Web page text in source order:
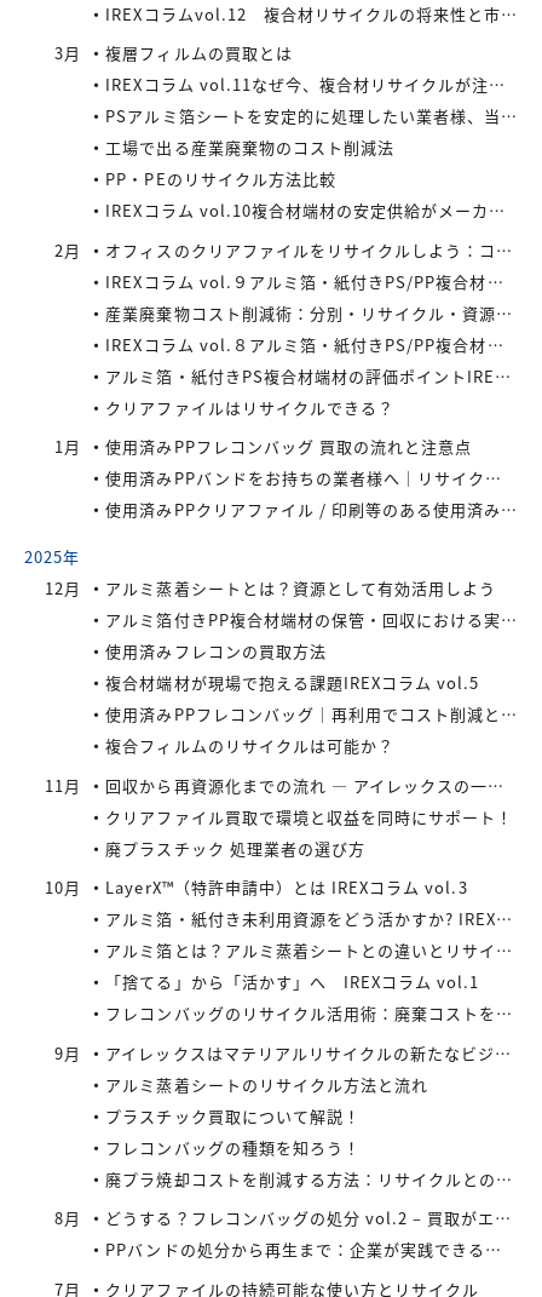
IREXコラムvol.12 複合材リサイクルの将来性と市場拡大の可能性
3月
複層フィルムの買取とは
IREXコラム vol.11なぜ今、複合材リサイクルが注目されているのか
PSアルミ箔シートを安定的に処理したい業者様、当社が買い取ります！
工場で出る産業廃棄物のコスト削減法
PP・PEのリサイクル方法比較
IREXコラム vol.10複合材端材の安定供給がメーカーにもたらすメリット
2月
オフィスのクリアファイルをリサイクルしよう：コストと環境負荷を同時に減らす方法
IREXコラム vol.９アルミ箔・紙付きPS/PP複合材端材の回収スキームと全国対応体制
産業廃棄物コスト削減術：分別・リサイクル・資源化の徹底活用
IREXコラム vol.８アルミ箔・紙付きPS/PP複合材端材をより高く評価するために現場でできること
アルミ箔・紙付きPS複合材端材の評価ポイントIREXコラム vol.7
クリアファイルはリサイクルできる？
1月
使用済みPPフレコンバッグ 買取の流れと注意点
使用済みPPバンドをお持ちの業者様へ｜リサイクル・買取対応中
使用済みPPクリアファイル / 印刷等のある使用済みPPクリアファイルの再資源化とリサイクル方法
2025年
12月
アルミ蒸着シートとは？資源として有効活用しよう
アルミ箔付きPP複合材端材の保管・回収における実務上のポイントIREXコラム vol.6
使用済みフレコンの買取方法
複合材端材が現場で抱える課題IREXコラム vol.5
使用済みPPフレコンバッグ｜再利用でコスト削減と環境負荷軽減を実現
複合フィルムのリサイクルは可能か？
11月
回収から再資源化までの流れ ― アイレックスの一貫処理体制 IREXコラム vol.4
クリアファイル買取で環境と収益を同時にサポート！
廃プラスチック 処理業者の選び方
10月
LayerX™（特許申請中）とは IREXコラム vol.3
アルミ箔・紙付き未利用資源をどう活かすか? IREXコラム vol.2
アルミ箔とは？アルミ蒸着シートとの違いとリサイクルの取り組み
「捨てる」から「活かす」へ IREXコラム vol.1
フレコンバッグのリサイクル活用術：廃棄コストを減らす具体策とは
9月
アイレックスはマテリアルリサイクルの新たなビジネスに着手
アルミ蒸着シートのリサイクル方法と流れ
プラスチック買取について解説！
フレコンバッグの種類を知ろう！
廃プラ焼却コストを削減する方法：リサイクルとの比較で見えてくる最適解
8月
どうする？フレコンバッグの処分 vol.2 – 買取がエコにつながる
PPバンドの処分から再生まで：企業が実践できるコスト効率の高い手法
7月
クリアファイルの持続可能な使い方とリサイクル